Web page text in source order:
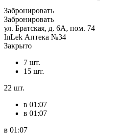
Забронировать
Забронировать
ул. Братская, д. 6А, пом. 74
InLek Аптека №34
Закрыто
7 шт.
15 шт.
22 шт.
в 01:07
в 01:07
в 01:07